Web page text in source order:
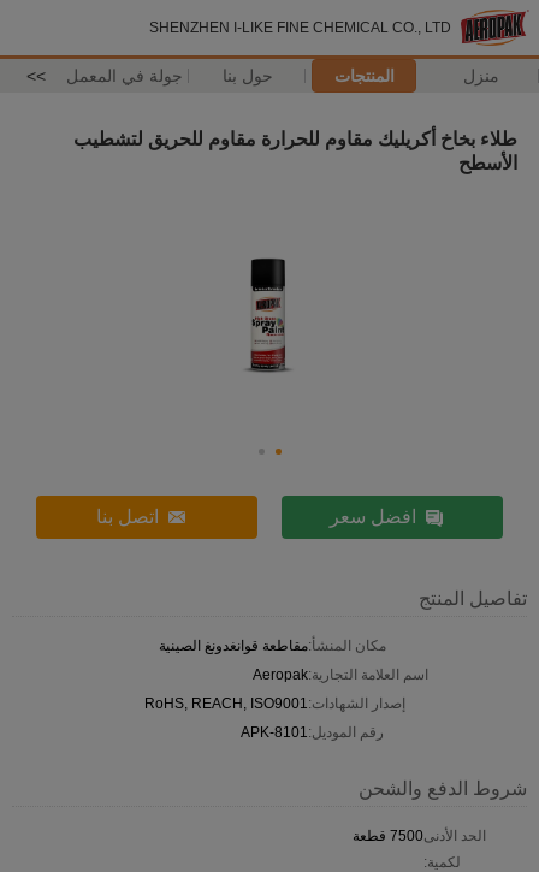
SHENZHEN I-LIKE FINE CHEMICAL CO., LTD
منزل المنتجات حول بنا جولة في المعمل >>
طلاء بخاخ أكريليك مقاوم للحرارة مقاوم للحريق لتشطيب
الأسطح
افضل سعر اتصل بنا
تفاصيل المنتج
مكان المنشأ:مقاطعة قوانغدونغ الصينية
اسم العلامة التجارية:Aeropak
إصدار الشهادات:RoHS, REACH, ISO9001
رقم الموديل:APK-8101
شروط الدفع والشحن
الحد الأدنى
لكمية:
7500 قطعة